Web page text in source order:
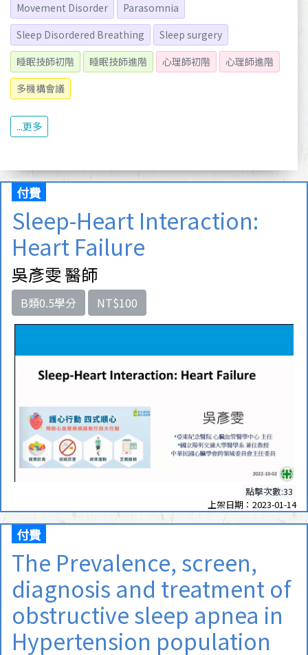
Movement Disorder
Parasomnia
Sleep Disordered Breathing
Sleep surgery
睡眠技師初階
睡眠技師進階 心理師初階
心理師進階
多機構會議
...更多
付費
Sleep-Heart Interaction:
Heart Failure
吳彥雯 醫師
B類0.5學分 NT$100
點擊次數:33
上架日期：2023-01-14
付費
The Prevalence, screen,
diagnosis and treatment of
obstructive sleep apnea in
Hypertension population